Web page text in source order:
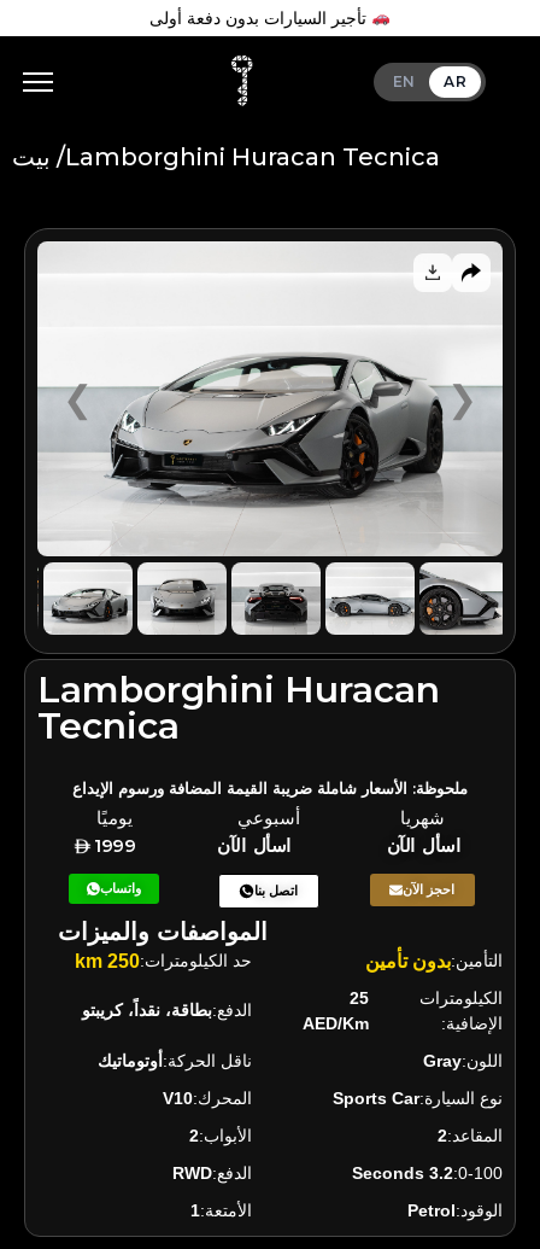
EN AR
بيت /Lamborghini Huracan Tecnica
❮ ❯
Lamborghini Huracan
Tecnica
ملحوظة: الأسعار شاملة ضريبة القيمة المضافة ورسوم الإيداع
يوميًا أسبوعي
شهريا
1999
اسأل الآن اسأل الآن
واتساب اتصل بنا احجز الآن
المواصفات والميزات
التأمين:بدون تأمين حد الكيلومترات:250 km
الكيلومترات
الإضافية:
25
AED/Km
الدفع:بطاقة، نقداً، كريبتو
اللون:Gray ناقل الحركة: أوتوماتيك
نوع السيارة:Sports Car المحرك:V10
المقاعد:2 الأبواب:2
0-100:
3.2 Seconds الدفع:RWD
الوقود:Petrol الأمتعة:1